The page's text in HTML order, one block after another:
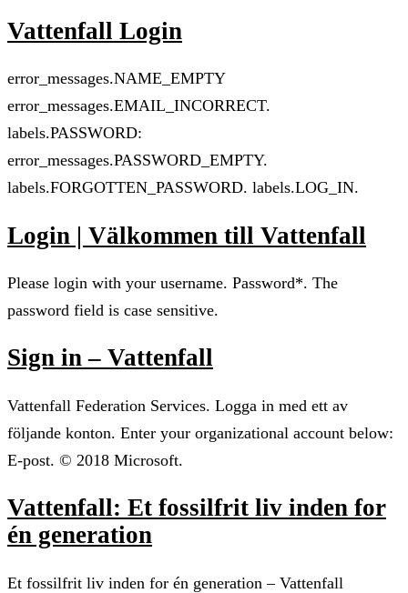
Vattenfall Login
error_messages.NAME_EMPTY
error_messages.EMAIL_INCORRECT.
labels.PASSWORD:
error_messages.PASSWORD_EMPTY.
labels.FORGOTTEN_PASSWORD. labels.LOG_IN.
Login | Välkommen till Vattenfall
Please login with your username. Password*. The
password field is case sensitive.
Sign in – Vattenfall
Vattenfall Federation Services. Logga in med ett av
följande konton. Enter your organizational account below:
E-post. © 2018 Microsoft.
Vattenfall: Et fossilfrit liv inden for
én generation
Et fossilfrit liv inden for én generation – Vattenfall